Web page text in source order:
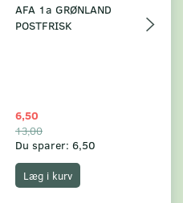
AFA 1a GRØNLAND
POSTFRISK
6,50
13,00
Du sparer: 6,50
Læg i kurv